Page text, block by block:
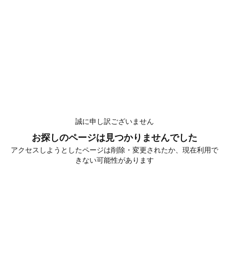
誠に申し訳ございません
お探しのページは見つかりませんでした
アクセスしようとしたページは削除・変更されたか、現在利用で
きない可能性があります